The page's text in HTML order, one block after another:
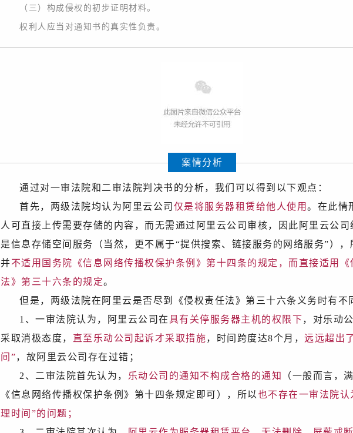
（三）构成侵权的初步证明材料。
权利人应当对通知书的真实性负责。
案情分析
通过对一审法院和二审法院判决书的分析，我们可以得到以下观点：
首先，两级法院均认为阿里云公司 仅是将服务器租赁给他人使用 。在此情
人可直接上传需要存储的内容，而无需通过阿里云公司审核，因此阿里云公司
是信息存储空间服务（当然，更不属于“提供搜索、链接服务的网络服务”），
并不适用国务院《信息网络传播权保护条例》第十四条的规定，而直接适用《
法》第三十六条的规定。
但是，两级法院在阿里云是否尽到《侵权责任法》第三十六条义务时有不
1、一审法院认为，阿里云公司在具有关停服务器主机的权限下，对乐动
采取消极态度， 直至乐动公司起诉才采取措施，时间跨度达8个月， 远远超出
间”，故阿里云公司存在过错；
2、二审法院首先认为， 乐动公司的通知不构成合格的通知
（一般而言，
《信息网络传播权保护条例》第十四条规定即可），所以也不存在一审法院认
理时间”的问题；